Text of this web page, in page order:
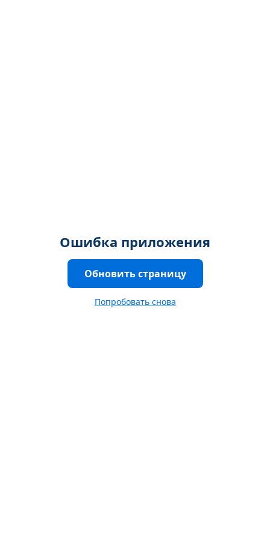
Ошибка приложения
Обновить страницу
Попробовать снова